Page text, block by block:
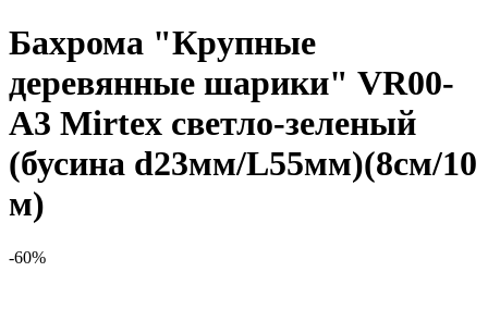
Бахрома "Крупные
деревянные шарики" VR00-
A3 Mirtex светло-зеленый
(бусина d23мм/L55мм)(8см/10
м)
-60%